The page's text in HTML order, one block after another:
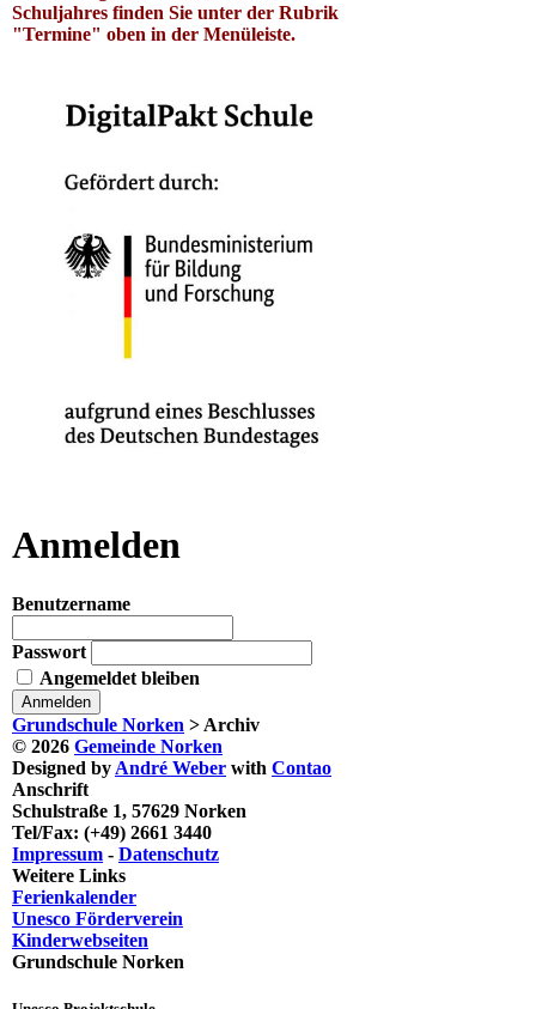
Schuljahres finden Sie unter der Rubrik
"Termine" oben in der Menüleiste.
Anmelden
Benutzername
Passwort
Angemeldet bleiben
Grundschule Norken > Archiv
© 2026 Gemeinde Norken
Designed by André Weber with Contao
Anschrift
Schulstraße 1, 57629 Norken
Tel/Fax: (+49) 2661 3440
Impressum - Datenschutz
Weitere Links
Ferienkalender
Unesco Förderverein
Kinderwebseiten
Grundschule Norken